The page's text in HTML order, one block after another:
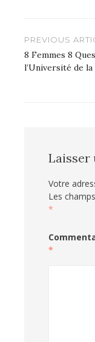
de
l’article
PREVIOUS
8 Femmes 8
l’Université de la
Laisser
Votre
Les
*
*